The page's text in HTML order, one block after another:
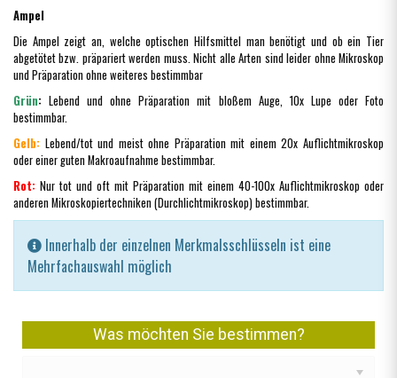
Ampel
Die Ampel zeigt an, welche optischen Hilfsmittel man benötigt und ob ein Tier
abgetötet bzw. präpariert werden muss. Nicht alle Arten sind leider ohne Mikroskop
und Präparation ohne weiteres bestimmbar
Grün: Lebend und ohne Präparation mit bloßem Auge, 10x Lupe oder Foto
bestimmbar.
Gelb: Lebend/tot und meist ohne Präparation mit einem 20x Auflichtmikroskop
oder einer guten Makroaufnahme bestimmbar.
Rot: Nur tot und oft mit Präparation mit einem 40-100x Auflichtmikroskop oder
anderen Mikroskopiertechniken (Durchlichtmikroskop) bestimmbar.
Innerhalb der einzelnen Merkmalsschlüsseln ist eine
Mehrfachauswahl möglich
Was möchten Sie bestimmen?